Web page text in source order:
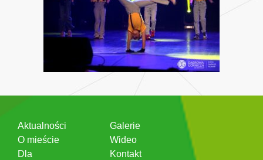
Aktualności
O mieście
Dla
Galerie
Wideo
Kontakt